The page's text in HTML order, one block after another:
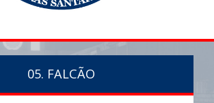
05. FALCÃO